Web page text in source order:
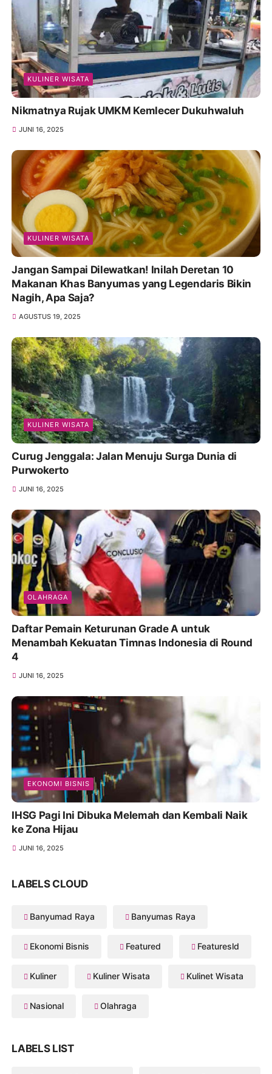
KULINER WISATA
Nikmatnya Rujak UMKM Kemlecer Dukuhwaluh
JUNI 16, 2025
KULINER WISATA
Jangan Sampai Dilewatkan! Inilah Deretan 10
Makanan Khas Banyumas yang Legendaris Bikin
Nagih, Apa Saja?
AGUSTUS 19, 2025
KULINER WISATA
Curug Jenggala: Jalan Menuju Surga Dunia di
Purwokerto
JUNI 16, 2025
OLAHRAGA
Daftar Pemain Keturunan Grade A untuk
Menambah Kekuatan Timnas Indonesia di Round
4
JUNI 16, 2025
EKONOMI BISNIS
IHSG Pagi Ini Dibuka Melemah dan Kembali Naik
ke Zona Hijau
JUNI 16, 2025
LABELS CLOUD
Banyumad Raya Banyumas Raya
Ekonomi Bisnis Featured Featuresld
Kuliner Kuliner Wisata Kulinet Wisata
Nasional Olahraga
LABELS LIST